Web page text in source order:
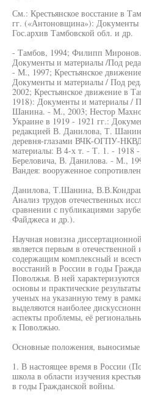
См.: Крестьянское восстание в
гг. («Антоновщина»): Документы
Гос.архив Тамбовской обл. и др.
- Тамбов, 1994; Филипп
Документы и материалы /Под
- М., 1997; Крестьянское
Документы и материалы / Под
2002; Крестьянское движение в
1918): Документы и материалы /
Шанина. - М., 2003; Нестор
Украине в 1919 - 1921 гг.:
редакцией В. Данилова, Т.
деревня-глазами ВЧК-ОГПУ-
материалы: В 4-х т. - Т. 1. - 1918
Береловича, В. Данилова. - М.,
Вандея: вооруженное
Данилова, Т.Шанина,
Анализ трудов отечественных
сравнении с публикациями
Файджеса и др.).
Научная новизна
является первым в
содержащим комплексный и
восстаний в России в годы
Поволжья. В ней характеризуются
основы и практические
ученых на указанную тему в
выделяются наиболее
аспекты проблемы, её
к Поволжью.
Основные положения,
1. В настоящее время в России
школа в области изучения
в годы Гражданской войны.